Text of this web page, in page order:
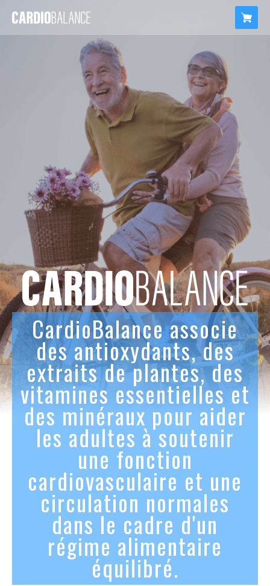
CardioBalance associe
des antioxydants, des
extraits de plantes, des
vitamines essentielles et
des minéraux pour aider
les adultes à soutenir
une fonction
cardiovasculaire et une
circulation normales
dans le cadre d'un
régime alimentaire
équilibré.